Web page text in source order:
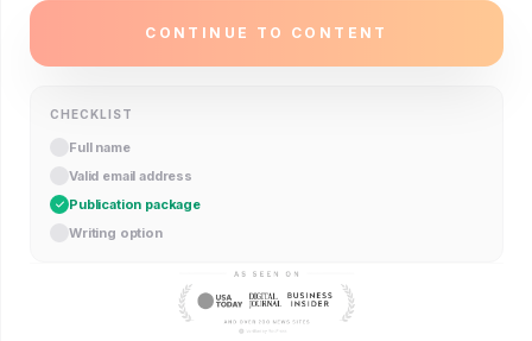
CONTINUE TO CONTENT
CHECKLIST
Full name
Valid email address
Publication package
Writing option